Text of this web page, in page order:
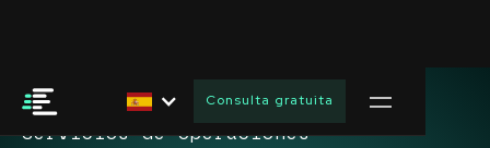
Consulta gratuita
Servicios de operaciones